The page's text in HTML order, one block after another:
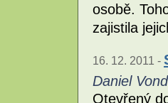
osobě.
zajistila
16. 12. 2011 -
Daniel
Otevřený